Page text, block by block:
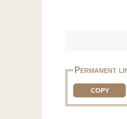
Permanent
COPY